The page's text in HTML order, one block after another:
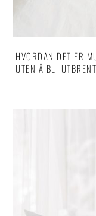
HVORDAN DET ER
UTEN Å BLI